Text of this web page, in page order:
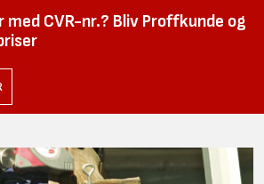
CVR-nr.? Bliv Proffkunde og